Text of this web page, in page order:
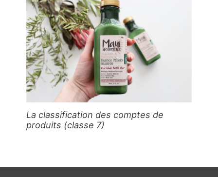
La classification des comptes de
produits (classe 7)